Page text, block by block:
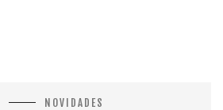
NOVIDADES